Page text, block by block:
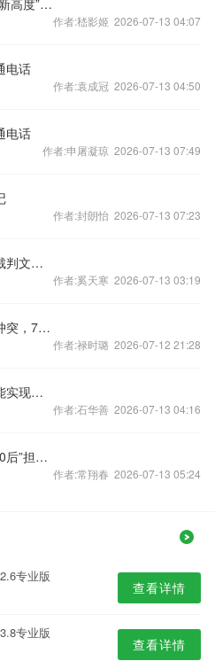
环球时报社评：中越关系再上“新高度”令人期待
作者:嵇影姬 2026-07-13 04:07
电话
作者:袁成冠 2026-07-13 04:50
电话
作者:申屠凝琼 2026-07-13 07:49
作者:封朗怡 2026-07-13 07:23
全国法院裁判文书库将上线，裁判文书公开何去何从？
作者:奚天寒 2026-07-13 03:19
中超浙江队与泰国武里南赛后冲突，7人被禁赛48场
作者:禄时璐 2026-07-12 21:28
经济日报：我国四代核电为何能实现领跑
作者:石华善 2026-07-13 04:16
研制运-20的央企高层调整，“80后”担任总经理
作者:常翔春 2026-07-13 05:24
专业版
查看详情
专业版
查看详情